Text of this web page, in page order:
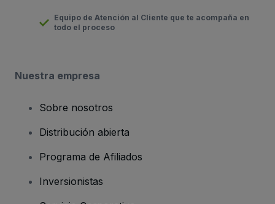
Equipo de Atención al Cliente que te acompaña en
todo el proceso
Nuestra empresa
Sobre nosotros
Distribución abierta
Programa de Afiliados
Inversionistas